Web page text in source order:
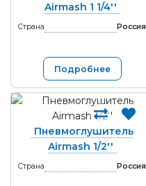
Airmash 1 1/4''
Страна Россия
Подробнее
Пневмоглушитель
Airmash 1/2''
Страна Россия